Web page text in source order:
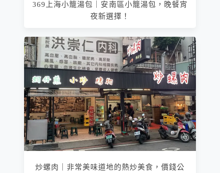
369上海小籠湯包｜安南區小籠湯包，晚餐宵
夜新選擇！
炒螺肉｜非常美味道地的熱炒美食，價錢公